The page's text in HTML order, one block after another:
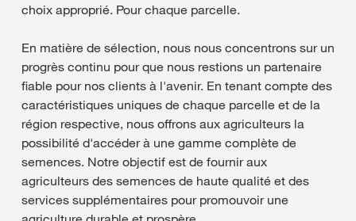
choix approprié. Pour chaque parcelle.
En matière de sélection, nous nous concentrons sur un
progrès continu pour que nous restions un partenaire
fiable pour nos clients à l'avenir. En tenant compte des
caractéristiques uniques de chaque parcelle et de la
région respective, nous offrons aux agriculteurs la
possibilité d'accéder à une gamme complète de
semences. Notre objectif est de fournir aux
agriculteurs des semences de haute qualité et des
services supplémentaires pour promouvoir une